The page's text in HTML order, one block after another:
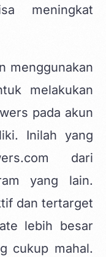
meningkat
menggunakan
melakukan
pada akun
Inilah yang
dari
yang lain.
dan tertarget
lebih besar
cukup mahal.